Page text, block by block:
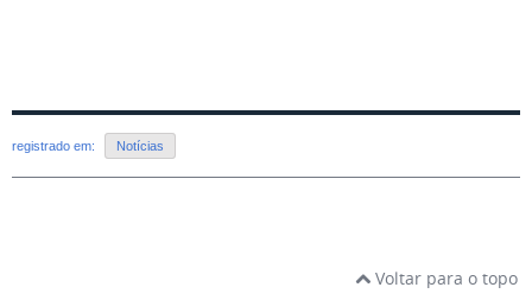
registrado em: Notícias
Voltar para o topo